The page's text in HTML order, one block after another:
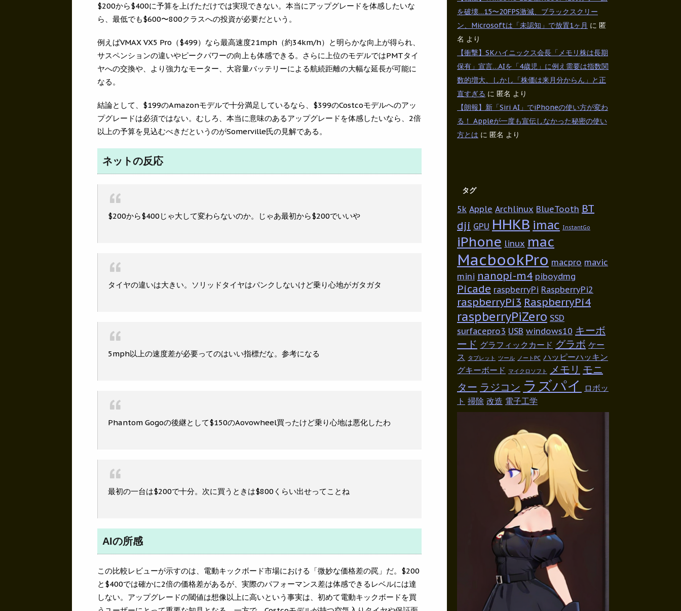
$200から$400に予算を上げただけでは実現できない。本当にアップグレードを体感したいな
ら、最低でも$600〜800クラスへの投資が必要だという。
例えばVMAX VX5 Pro（$499）なら最高速度21mph（約34km/h）と明らかな向上が得られ、
サスペンションの違いやピークパワーの向上も体感できる。さらに上位のモデルではPMTタイ
ヤへの交換や、より強力なモーター、大容量バッテリーによる航続距離の大幅な延長が可能に
なる。
結論として、$199のAmazonモデルで十分満足しているなら、$399のCostcoモデルへのアッ
プグレードは必須ではない。むしろ、本当に意味のあるアップグレードを体感したいなら、2倍
以上の予算を見込むべきだというのがSomerville氏の見解である。
ネットの反応
$200から$400じゃ大して変わらないのか。じゃあ最初から$200でいいや
タイヤの違いは大きい。ソリッドタイヤはパンクしないけど乗り心地がガタガタ
5mph以上の速度差が必要ってのはいい指標だな。参考になる
Phantom Gogoの後継として$150のAovowheel買ったけど乗り心地は悪化したわ
最初の一台は$200で十分。次に買うときは$800くらい出せってことね
AIの所感
この比較レビューが示すのは、電動キックボード市場における「微妙な価格差の罠」だ。$200
と$400では確かに2倍の価格差があるが、実際のパフォーマンス差は体感できるレベルには達
しない。アップグレードの閾値は想像以上に高いという事実は、初めて電動キックボードを買
を破壊…15〜20FPS激減、ブラックスクリー
ン、Microsoftは「未認知」で放置1ヶ月 に 匿
名 より
【衝撃】SKハイニックス会長「メモリ株は長期
保有」宣言…AIを「4歳児」に例え需要は指数関
数的増大、しかし「株価は来月分からん」と正
直すぎる に 匿名 より
【朗報】新「Siri AI」でiPhoneの使い方が変わ
る！ Appleが一度も宣伝しなかった秘密の使い
方とは に 匿名 より
タグ
5k Apple Archlinux BlueTooth BT
dji GPU HHKB imac InstantGo
iPhone linux mac
MacbookPro macpro mavic
mini nanopi-m4 piboydmg
Picade raspberryPi RaspberryPi2
raspberryPi3 RaspberryPi4
raspberryPiZero SSD
surfacepro3 USB windows10 キーボ
ード グラフィックカード グラボ ケー
ス タブレット ツール ノートPC ハッピーハッキン
グキーボード マイクロソフト メモリ モニ
ター ラジコン ラズパイ
ロボッ
ト 掃除 改造 電子工学